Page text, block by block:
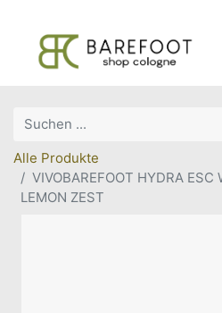
Alle Produkte
VIVOBAREFOOT HYDRA ESC
LEMON ZEST